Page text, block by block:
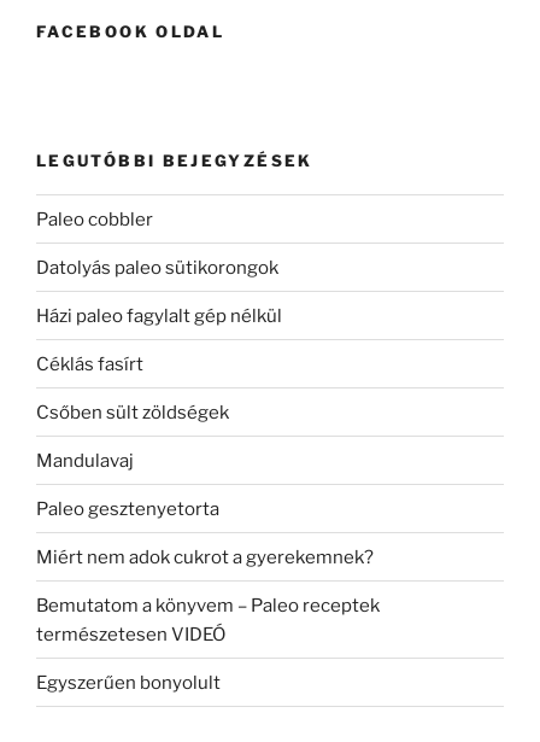
FACEBOOK OLDAL
LEGUTÓBBI BEJEGYZÉSEK
Paleo cobbler
Datolyás paleo sütikorongok
Házi paleo fagylalt gép nélkül
Céklás fasírt
Csőben sült zöldségek
Mandulavaj
Paleo gesztenyetorta
Miért nem adok cukrot a gyerekemnek?
Bemutatom a könyvem – Paleo receptek
természetesen VIDEÓ
Egyszerűen bonyolult